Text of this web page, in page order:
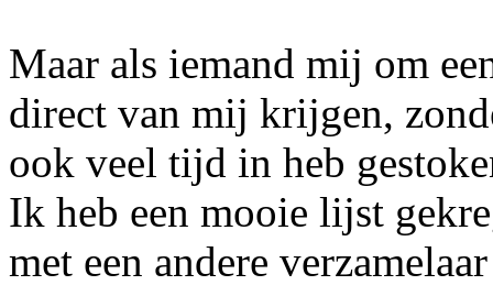
Maar als iemand mij om
direct van mij krijgen,
ook veel tijd in heb
Ik heb een mooie lijst
met een andere